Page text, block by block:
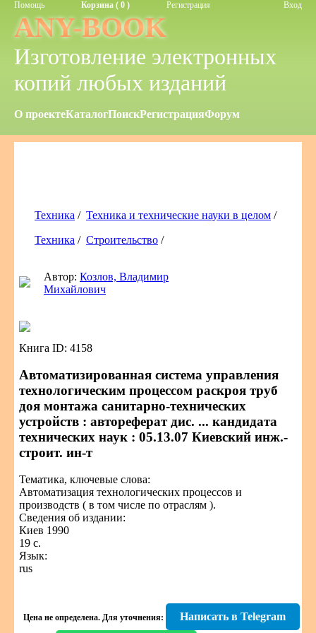
Помощь Корзина ( 0 ) Регистрация Вход
ANY-BOOK
Изготовление электронных
копий любых изданий
О проектеКаталогПоискРегистрацияФорум
Техника / Техника и технические науки в целом /
Техника / Строительство /
Автор: Козлов, Владимир
Михайлович
Книга ID: 4158
Автоматизированная система управления
технологическим процессом раскроя труб
доя монтажа санитарно-технических
устройств : автореферат дис. ... кандидата
технических наук : 05.13.07 Киевский инж.-
строит. ин-т
Тематика, ключевые слова:
Автоматизация технологических процессов и
производств ( в том числе по отраслям ).
Сведения об издании:
Киев 1990
19 с.
Язык:
rus
Цена не определена. Для уточнения: Написать в Telegram